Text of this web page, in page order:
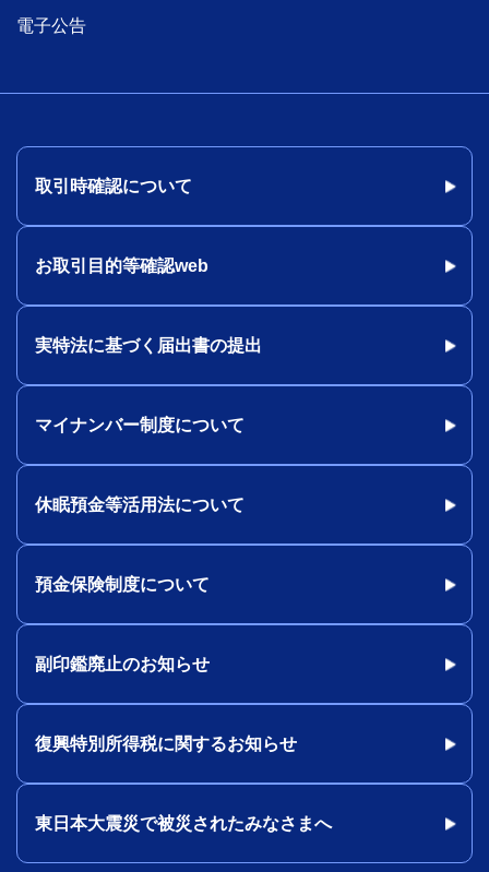
電子公告
取引時確認について
お取引目的等確認web
実特法に基づく届出書の提出
マイナンバー制度について
休眠預金等活用法について
預金保険制度について
副印鑑廃止のお知らせ
復興特別所得税に関するお知らせ
東日本大震災で被災されたみなさまへ